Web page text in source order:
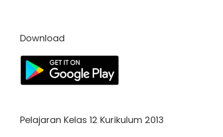
Download
Pelajaran Kelas 12 Kurikulum 2013